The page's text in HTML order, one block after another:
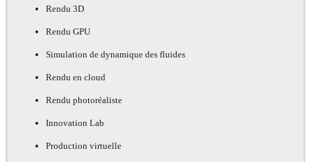
Rendu 3D
Rendu GPU
Simulation de dynamique des fluides
Rendu en cloud
Rendu photoréaliste
Innovation Lab
Production virtuelle